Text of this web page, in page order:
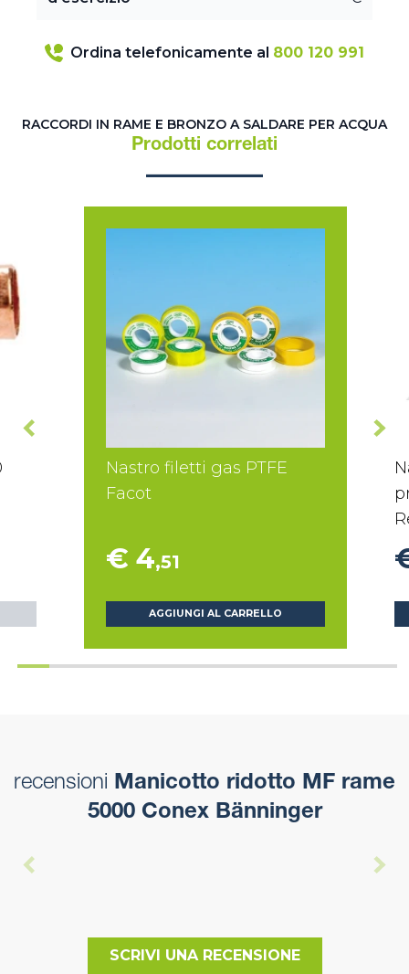
Ordina telefonicamente al 800 120 991
RACCORDI IN RAME E BRONZO A SALDARE PER ACQUA
Prodotti correlati
Nastro filetti gas PTFE
Facot
€ 4,51
AGGIUNGI AL CARRELLO
recensioni Manicotto ridotto MF rame
5000 Conex Bänninger
SCRIVI UNA RECENSIONE